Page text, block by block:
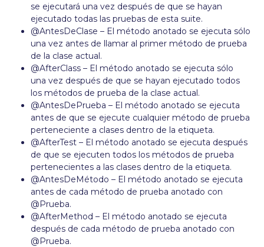
se ejecutará una vez después de que se hayan
ejecutado todas las pruebas de esta suite.
@AntesDeClase – El método anotado se ejecuta sólo
una vez antes de llamar al primer método de prueba
de la clase actual.
@AfterClass – El método anotado se ejecuta sólo
una vez después de que se hayan ejecutado todos
los métodos de prueba de la clase actual.
@AntesDePrueba – El método anotado se ejecuta
antes de que se ejecute cualquier método de prueba
perteneciente a clases dentro de la etiqueta.
@AfterTest – El método anotado se ejecuta después
de que se ejecuten todos los métodos de prueba
pertenecientes a las clases dentro de la etiqueta.
@AntesDeMétodo – El método anotado se ejecuta
antes de cada método de prueba anotado con
@Prueba.
@AfterMethod – El método anotado se ejecuta
después de cada método de prueba anotado con
@Prueba.